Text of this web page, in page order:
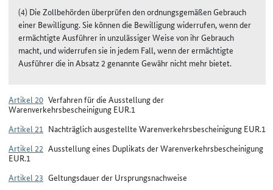
(4) Die Zollbehörden überprüfen den ordnungsgemäßen Gebrauch
einer Bewilligung. Sie können die Bewilligung widerrufen, wenn der
ermächtigte Ausführer in unzulässiger Weise von ihr Gebrauch
macht, und widerrufen sie in jedem Fall, wenn der ermächtigte
Ausführer die in Absatz 2 genannte Gewähr nicht mehr bietet.
Artikel 20 Verfahren für die Ausstellung der
Warenverkehrsbescheinigung EUR.1
Artikel 21 Nachträglich ausgestellte Warenverkehrsbescheinigung EUR.1
Artikel 22 Ausstellung eines Duplikats der Warenverkehrsbescheinigung
EUR.1
Artikel 23 Geltungsdauer der Ursprungsnachweise